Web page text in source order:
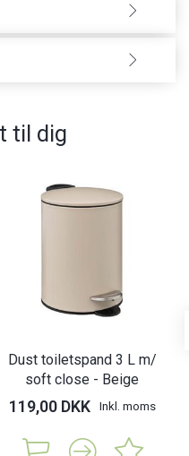
til dig
Dust toiletspand 3 L m/
soft close - Beige
119,00 DKK Inkl. moms